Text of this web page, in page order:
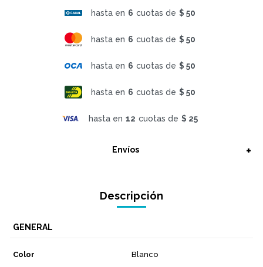
hasta en 6 cuotas de $ 50
hasta en 6 cuotas de $ 50
hasta en 6 cuotas de $ 50
hasta en 6 cuotas de $ 50
hasta en 12 cuotas de $ 25
Envíos
Descripción
GENERAL
Color Blanco